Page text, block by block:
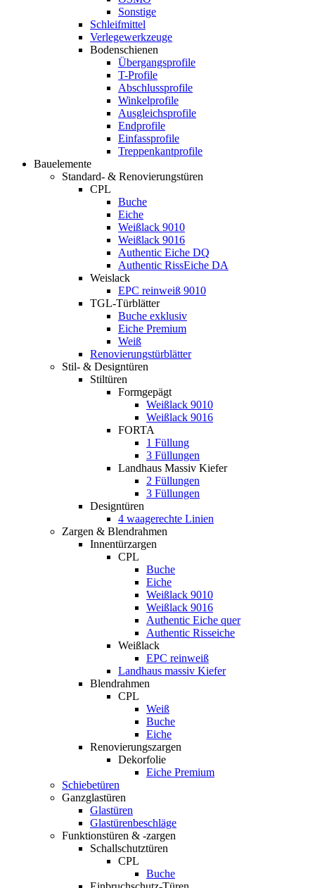
Sonstige
Schleifmittel
Verlegewerkzeuge
Bodenschienen
Übergangsprofile
T-Profile
Abschlussprofile
Winkelprofile
Ausgleichsprofile
Endprofile
Einfassprofile
Treppenkantprofile
Bauelemente
Standard- & Renovierungstüren
CPL
Buche
Eiche
Weißlack 9010
Weißlack 9016
Authentic Eiche DQ
Authentic RissEiche DA
Weislack
EPC reinweiß 9010
TGL-Türblätter
Buche exklusiv
Eiche Premium
Weiß
Renovierungstürblätter
Stil- & Designtüren
Stiltüren
Formgepägt
Weißlack 9010
Weißlack 9016
FORTA
1 Füllung
3 Füllungen
Landhaus Massiv Kiefer
2 Füllungen
3 Füllungen
Designtüren
4 waagerechte Linien
Zargen & Blendrahmen
Innentürzargen
CPL
Buche
Eiche
Weißlack 9010
Weißlack 9016
Authentic Eiche quer
Authentic Risseiche
Weißlack
EPC reinweiß
Landhaus massiv Kiefer
Blendrahmen
CPL
Weiß
Buche
Eiche
Renovierungszargen
Dekorfolie
Eiche Premium
Schiebetüren
Ganzglastüren
Glastüren
Glastürenbeschläge
Funktionstüren & -zargen
Schallschutztüren
CPL
Buche